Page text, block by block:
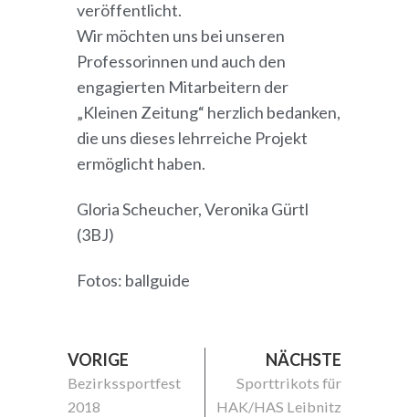
veröffentlicht.
Wir möchten uns bei unseren
Professorinnen und auch den
engagierten Mitarbeitern der
„Kleinen Zeitung“ herzlich bedanken,
die uns dieses lehrreiche Projekt
ermöglicht haben.
Gloria Scheucher, Veronika Gürtl
(3BJ)
Fotos: ballguide
VORIGE
Bezirkssportfest
2018
NÄCHSTE
Sporttrikots für
HAK/HAS Leibnitz